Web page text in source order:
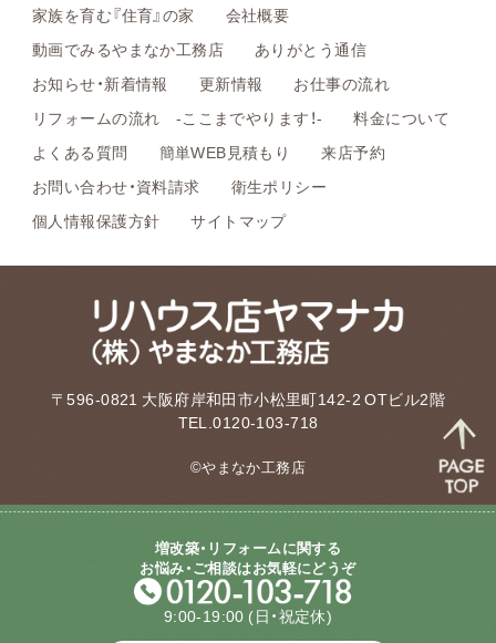
家族を育む『住育』の家
会社概要
動画でみるやまなか工務店
ありがとう通信
お知らせ・新着情報
更新情報
お仕事の流れ
リフォームの流れ -ここまでやります！-
料金について
よくある質問
簡単WEB見積もり
来店予約
お問い合わせ・資料請求
衛生ポリシー
個人情報保護方針
サイトマップ
〒596-0821 大阪府岸和田市小松里町142-2 OTビル2階
TEL.0120-103-718
©やまなか工務店
増改築・リフォームに関する
お悩み・ご相談はお気軽にどうぞ
9:00-19:00 (日・祝定休)